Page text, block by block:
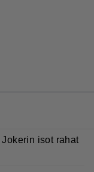
isot rahat